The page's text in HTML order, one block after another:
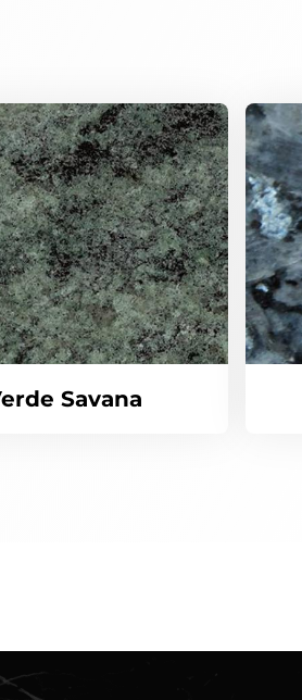
Savana